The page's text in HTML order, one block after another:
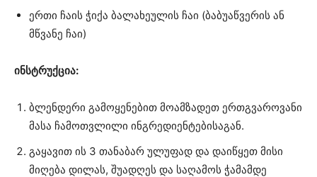
ერთი ჩაის ჭიქა ბალახეულის ჩაი (ბაბუაწვერის ან
მწვანე ჩაი)
ინსტრუქცია:
ბლენდერი გამოყენებით მოამზადეთ ერთგვაროვანი
მასა ჩამოთვლილი ინგრედიენტებისაგან.
გაყავით ის 3 თანაბარ ულუფად და დაიწყეთ მისი
მიღება დილას, შუადღეს და საღამოს ჭამამდე